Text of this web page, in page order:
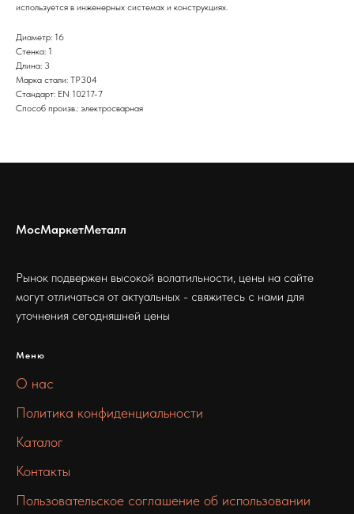
используется в инженерных системах и конструкциях.
Диаметр: 16
Стенка: 1
Длина: 3
Марка стали: TP304
Стандарт: EN 10217-7
Способ произв.: электросварная
МосМаркетМеталл
Рынок подвержен высокой волатильности, цены на сайте
могут отличаться от актуальных - свяжитесь с нами для
уточнения сегодняшней цены
Меню
О нас
Политика конфиденциальности
Каталог
Контакты
Пользовательское соглашение об использовании